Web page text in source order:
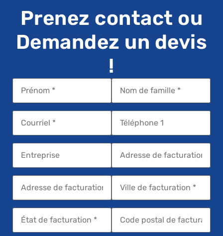
Prenez contact ou
Demandez un devis
!